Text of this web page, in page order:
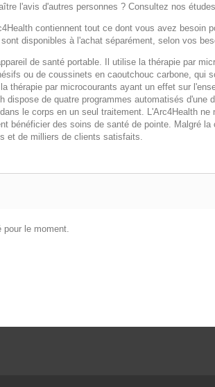
l'avis d'autres personnes ? Consultez nos
contiennent tout ce dont vous avez
disponibles à l'achat séparément, selon vos
de santé portable. Il utilise la thérapie par
ou de coussinets en caoutchouc carbone, qui
thérapie par microcourants ayant un effet sur
dispose de quatre programmes automatisés
le corps en un seul traitement. L'Arc4Health
bénéficier des soins de santé de pointe. Malgré
et de milliers de clients satisfaits.
le moment.